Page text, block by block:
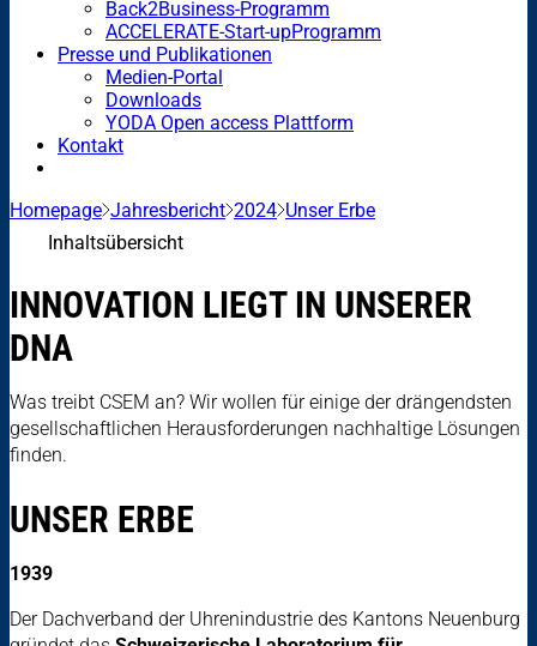
Back2Business-Programm
ACCELERATE-Start-upProgramm
Presse und Publikationen
Medien-Portal
Downloads
YODA Open access Plattform
Kontakt
Homepage Jahresbericht 2024 Unser Erbe
Inhaltsübersicht
INNOVATION LIEGT IN UNSERER
DNA
Was treibt CSEM an? Wir wollen für einige der drängendsten
gesellschaftlichen Herausforderungen nachhaltige Lösungen
finden.
UNSER ERBE
1939
Der Dachverband der Uhrenindustrie des Kantons Neuenburg